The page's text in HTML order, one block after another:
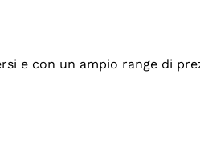
con un ampio range di